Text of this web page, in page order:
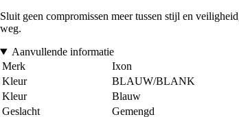
Sluit geen compromissen meer tussen stijl en
weg.
Aanvullende informatie
Merk
Ixon
Kleur
BLAUW/BLANK
Kleur
Blauw
Geslacht
Gemengd